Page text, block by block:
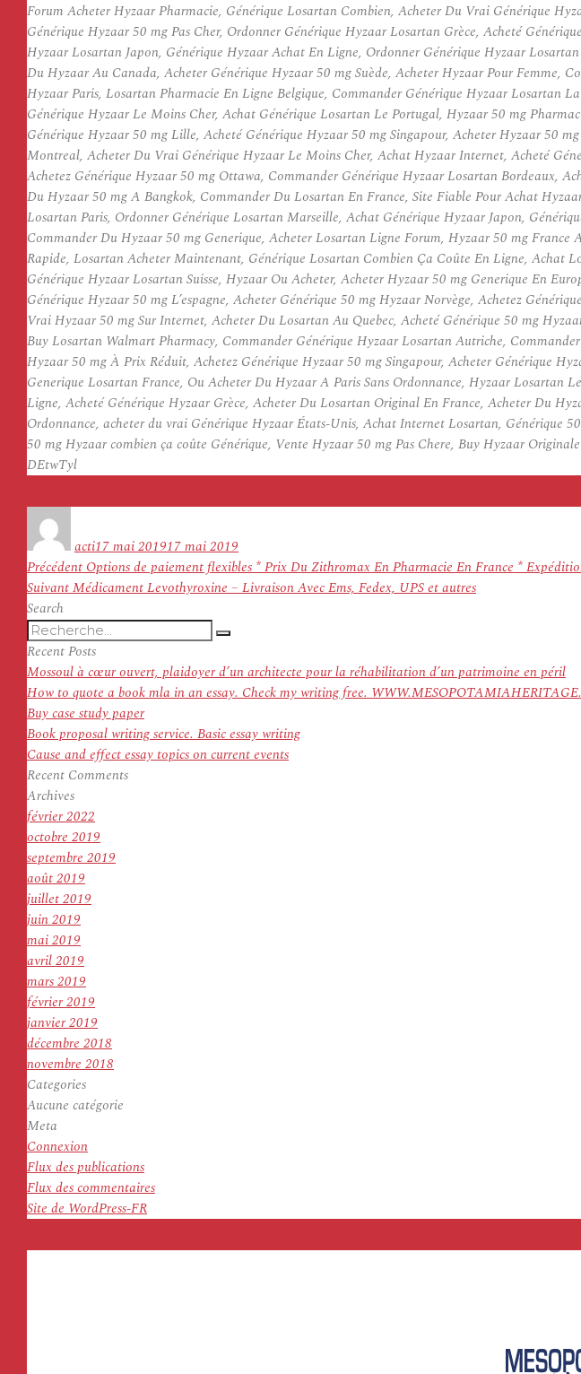
Forum Acheter Hyzaar Pharmacie, Générique Losartan Combien, Acheter Du Vrai Générique
Générique Hyzaar 50 mg Pas Cher, Ordonner Générique Hyzaar Losartan Grèce, Acheté
Hyzaar Losartan Japon, Générique Hyzaar Achat En Ligne, Ordonner Générique Hyzaar
Du Hyzaar Au Canada, Acheter Générique Hyzaar 50 mg Suède, Acheter Hyzaar Pour Femme,
Hyzaar Paris, Losartan Pharmacie En Ligne Belgique, Commander Générique Hyzaar Losartan
Générique Hyzaar Le Moins Cher, Achat Générique Losartan Le Portugal, Hyzaar 50 mg
Générique Hyzaar 50 mg Lille, Acheté Générique Hyzaar 50 mg Singapour, Acheter Hyzaar 50
Montreal, Acheter Du Vrai Générique Hyzaar Le Moins Cher, Achat Hyzaar Internet, Acheté
Achetez Générique Hyzaar 50 mg Ottawa, Commander Générique Hyzaar Losartan Bordeaux,
Du Hyzaar 50 mg A Bangkok, Commander Du Losartan En France, Site Fiable Pour Achat
Losartan Paris, Ordonner Générique Losartan Marseille, Achat Générique Hyzaar Japon,
Commander Du Hyzaar 50 mg Generique, Acheter Losartan Ligne Forum, Hyzaar 50 mg
Rapide, Losartan Acheter Maintenant, Générique Losartan Combien Ça Coûte En Ligne,
Générique Hyzaar Losartan Suisse, Hyzaar Ou Acheter, Acheter Hyzaar 50 mg Generique En
Générique Hyzaar 50 mg L’espagne, Acheter Générique 50 mg Hyzaar Norvège, Achetez
Vrai Hyzaar 50 mg Sur Internet, Acheter Du Losartan Au Quebec, Acheté Générique 50 mg
Buy Losartan Walmart Pharmacy, Commander Générique Hyzaar Losartan Autriche,
Hyzaar 50 mg À Prix Réduit, Achetez Générique Hyzaar 50 mg Singapour, Acheter Générique
Generique Losartan France, Ou Acheter Du Hyzaar A Paris Sans Ordonnance, Hyzaar Losartan
Ligne, Acheté Générique Hyzaar Grèce, Acheter Du Losartan Original En France, Acheter Du
Ordonnance, acheter du vrai Générique Hyzaar États-Unis, Achat Internet Losartan, Générique
50 mg Hyzaar combien ça coûte Générique, Vente Hyzaar 50 mg Pas Chere, Buy Hyzaar Originale
DEtwTyl
actile
17 mai 201917 mai 2019
Navigation
de
l’article
Précédent Article
précédent :
Options de paiement flexibles * Prix Du Zithromax En Pharmacie En France *
SuivantArticle
Médicament Levothyroxine – Livraison Avec Ems, Fedex, UPS et autres
Search
Recherche
pour
:
Recherche
Recent Posts
Mossoul à cœur ouvert, plaidoyer d’un architecte pour la réhabilitation d’un patrimoine en péril
How to quote a book mla in an essay. Check my writing free.
Buy case study paper
Book proposal writing service. Basic essay writing
Cause and effect essay topics on current events
Recent Comments
Archives
février 2022
octobre 2019
septembre 2019
août 2019
juillet 2019
juin 2019
mai 2019
avril 2019
mars 2019
février 2019
janvier 2019
décembre 2018
novembre 2018
Categories
Aucune catégorie
Meta
Connexion
Flux des publications
Flux des commentaires
Site de WordPress-FR